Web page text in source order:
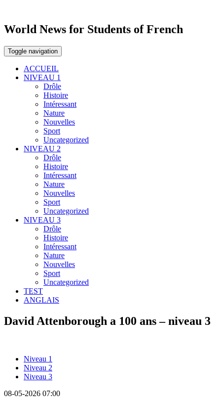
World News for Students of French
Toggle navigation
ACCUEIL
NIVEAU 1
Drôle
Histoire
Intéressant
Nature
Nouvelles
Sport
Uncategorized
NIVEAU 2
Drôle
Histoire
Intéressant
Nature
Nouvelles
Sport
Uncategorized
NIVEAU 3
Drôle
Histoire
Intéressant
Nature
Nouvelles
Sport
Uncategorized
TEST
ANGLAIS
David Attenborough a 100 ans – niveau 3
Niveau 1
Niveau 2
Niveau 3
08-05-2026 07:00